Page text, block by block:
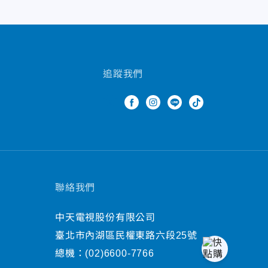
追蹤我們
聯絡我們
中天電視股份有限公司
臺北市內湖區民權東路六段25號
總機： (02)6600-7766